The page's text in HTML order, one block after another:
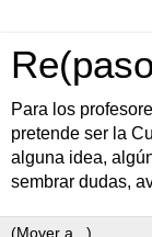
Para los
pretende ser la
alguna idea,
sembrar dudas,